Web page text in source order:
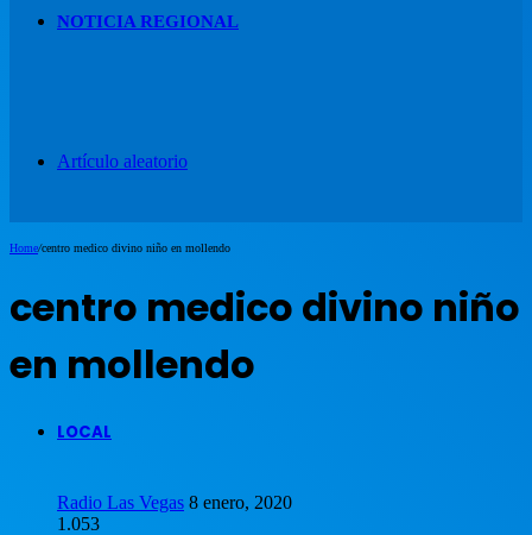
NOTICIA REGIONAL
Artículo aleatorio
Home/centro medico divino niño en mollendo
centro medico divino niño
en mollendo
LOCAL
Radio Las Vegas 8 enero, 2020
1.053